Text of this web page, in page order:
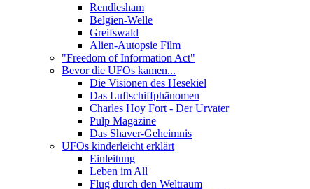
Rendlesham
Belgien-Welle
Greifswald
Alien-Autopsie Film
"Freedom of Information Act"
Bevor die UFOs kamen...
Die Visionen des Hesekiel
Das Luftschiffphänomen
Charles Hoy Fort - Der Urvater
Pulp Magazine
Das Shaver-Geheimnis
UFOs kinderleicht erklärt
Einleitung
Leben im All
Flug durch den Weltraum